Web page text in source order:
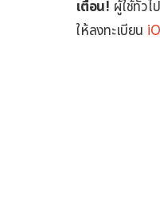
เตือน! ผู้ใช้ทั่วไ
ให้ลงทะเบียน